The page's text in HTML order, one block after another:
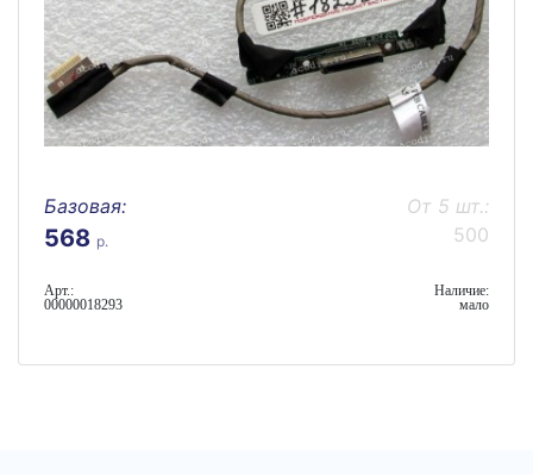
Базовая:
568 р.
От 5 шт.:
500
Арт.:
00000018293
Наличие:
мало